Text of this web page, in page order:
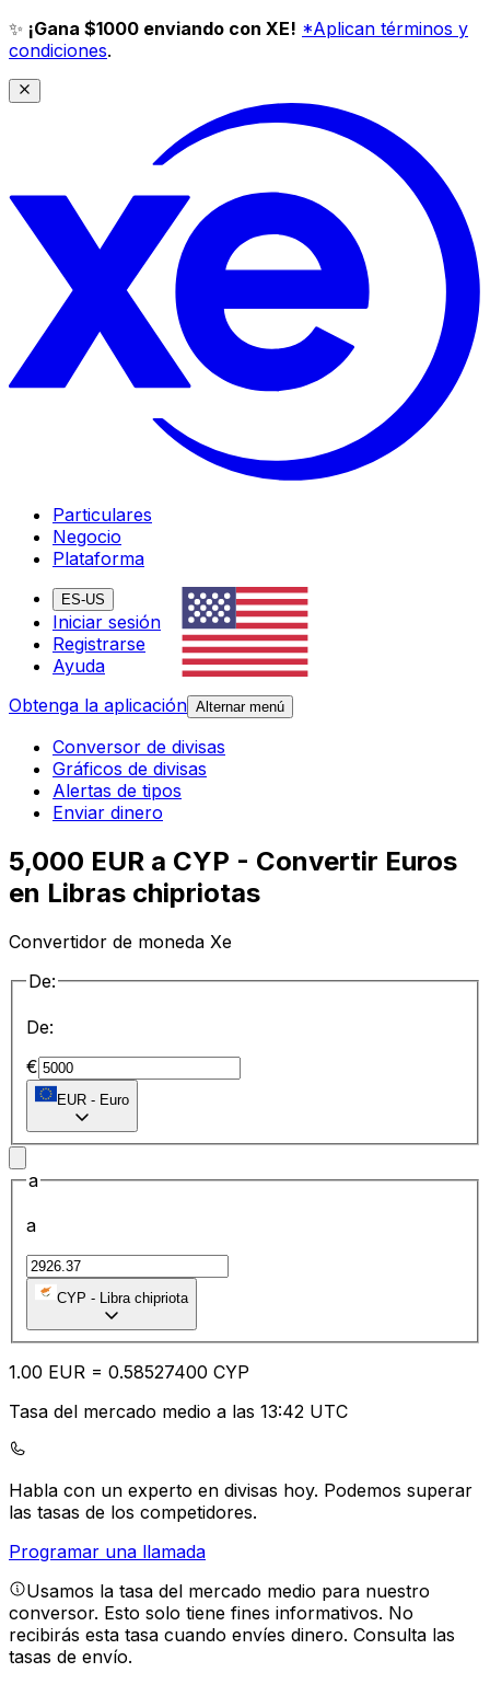
✨ ¡Gana $1000 enviando con XE! *Aplican términos y
condiciones.
Particulares
Negocio
Plataforma
ES-US
Iniciar sesión
Registrarse
Ayuda
Obtenga la aplicación Alternar menú
Conversor de divisas
Gráficos de divisas
Alertas de tipos
Enviar dinero
5,000 EUR a CYP - Convertir Euros
en Libras chipriotas
Convertidor de moneda Xe
De:
De:
€
EUR - Euro
a
a
CYP - Libra chipriota
1.00 EUR = 0.58527400 CYP
Tasa del mercado medio a las 13:42 UTC
Habla con un experto en divisas hoy. Podemos superar
las tasas de los competidores.
Programar una llamada
Usamos la tasa del mercado medio para nuestro
conversor. Esto solo tiene fines informativos. No
recibirás esta tasa cuando envíes dinero. Consulta las
tasas de envío.